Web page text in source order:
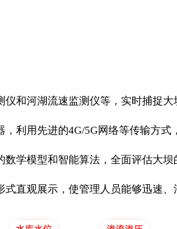
仪和河湖流速监测仪等，实时捕捉大
利用先进的4G/5G网络等传输方式
学模型和智能算法，全面评估大坝
直观展示，使管理人员能够迅速、